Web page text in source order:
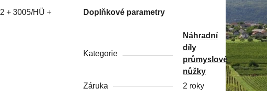
+ 3005/HÜ +
Doplňkové parametry
Kategorie
Náhradní
díly
průmyslové
nůžky
Záruka
2 roky